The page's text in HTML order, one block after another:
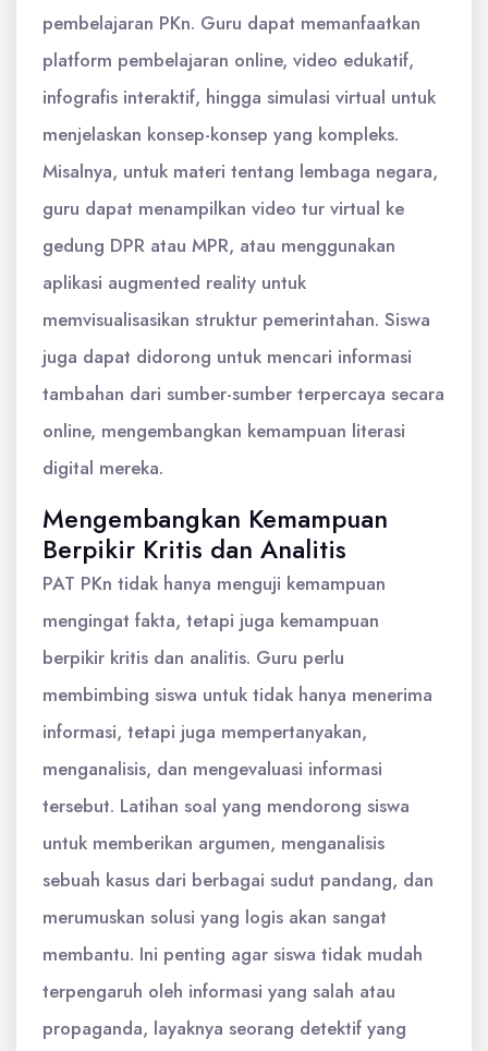
pembelajaran PKn. Guru dapat memanfaatkan
platform pembelajaran online, video edukatif,
infografis interaktif, hingga simulasi virtual untuk
menjelaskan konsep-konsep yang kompleks.
Misalnya, untuk materi tentang lembaga negara,
guru dapat menampilkan video tur virtual ke
gedung DPR atau MPR, atau menggunakan
aplikasi augmented reality untuk
memvisualisasikan struktur pemerintahan. Siswa
juga dapat didorong untuk mencari informasi
tambahan dari sumber-sumber terpercaya secara
online, mengembangkan kemampuan literasi
digital mereka.
Mengembangkan Kemampuan
Berpikir Kritis dan Analitis
PAT PKn tidak hanya menguji kemampuan
mengingat fakta, tetapi juga kemampuan
berpikir kritis dan analitis. Guru perlu
membimbing siswa untuk tidak hanya menerima
informasi, tetapi juga mempertanyakan,
menganalisis, dan mengevaluasi informasi
tersebut. Latihan soal yang mendorong siswa
untuk memberikan argumen, menganalisis
sebuah kasus dari berbagai sudut pandang, dan
merumuskan solusi yang logis akan sangat
membantu. Ini penting agar siswa tidak mudah
terpengaruh oleh informasi yang salah atau
propaganda, layaknya seorang detektif yang